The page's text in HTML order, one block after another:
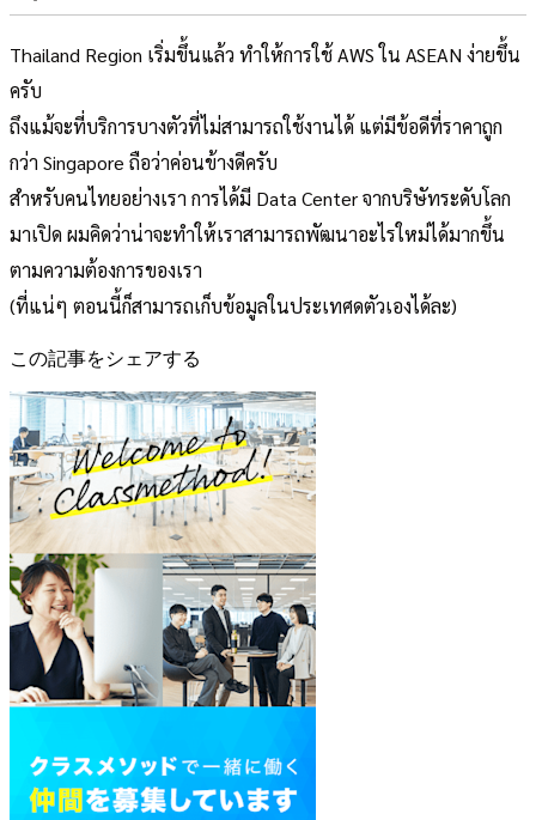
Thailand Region เริ่มขึ้นแล้ว ทำให้การใช้ AWS ใน ASEAN ง่ายขึ้น
ครับ
ถึงแม้จะที่บริการบางตัวที่ไม่สามารถใช้งานได้ แต่มีข้อดีที่ราคาถูก
กว่า Singapore ถือว่าค่อนข้างดีครับ
สำหรับคนไทยอย่างเรา การได้มี Data Center จากบริษัทระดับโลก
มาเปิด ผมคิดว่าน่าจะทำให้เราสามารถพัฒนาอะไรใหม่ได้มากขึ้น
ตามความต้องการของเรา
(ที่แน่ๆ ตอนนี้ก็สามารถเก็บข้อมูลในประเทศดตัวเองได้ละ)
この記事をシェアする